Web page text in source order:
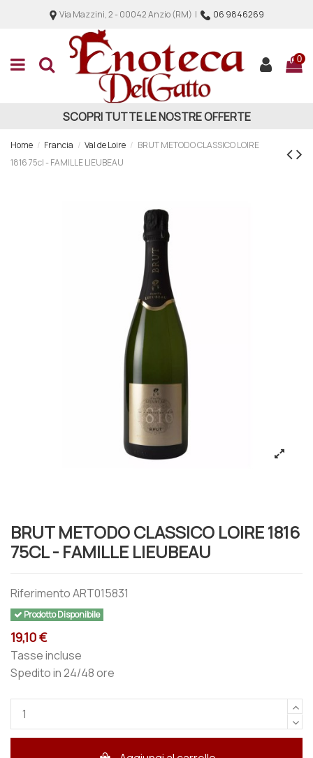
Via Mazzini, 2 - 00042 Anzio (RM) | 06 9846269
0
SCOPRI TUTTE LE NOSTRE OFFERTE
Home Francia Val de Loire
BRUT METODO CLASSICO LOIRE
1816 75cl - FAMILLE LIEUBEAU
BRUT METODO CLASSICO LOIRE 1816
75CL - FAMILLE LIEUBEAU
RiferimentoART015831
Prodotto Disponibile
19,10 €
Tasse incluse
Spedito in 24/48 ore